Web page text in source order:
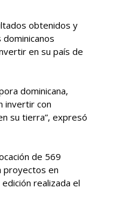
obtenidos y
en su país de
dominicana,
invertir con
su tierra”, expresó
de 569
proyectos en
realizada el